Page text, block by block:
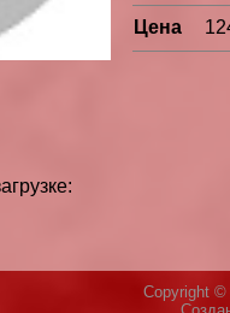
Цена
Copyright